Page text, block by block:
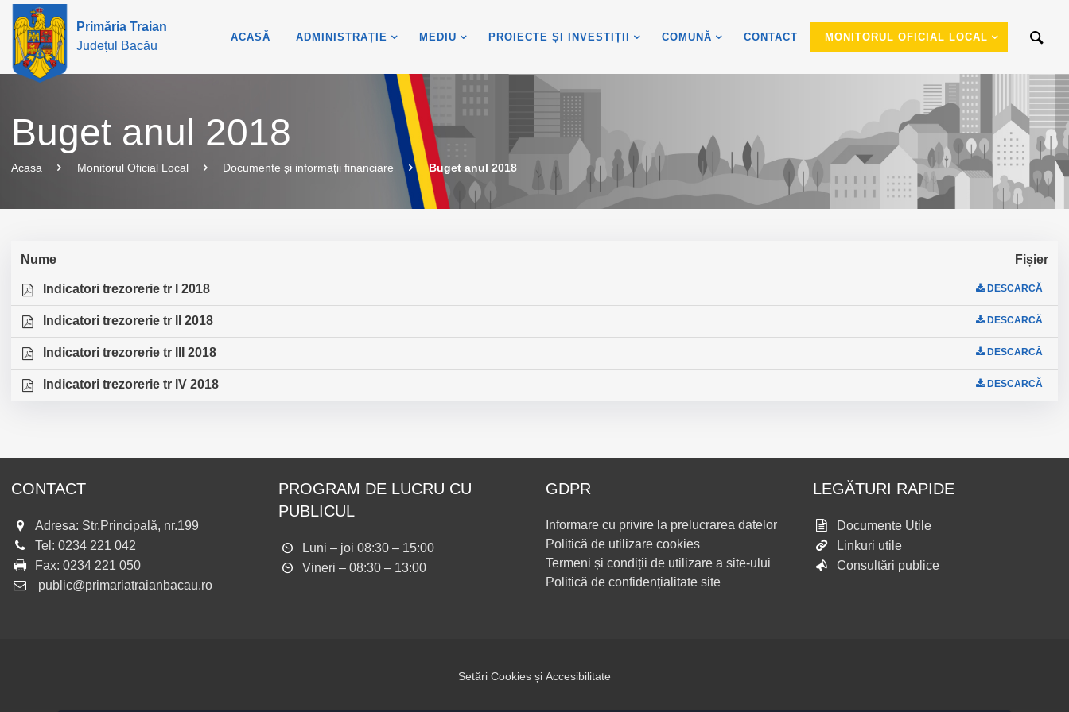
Primăria Traian
Județul Bacău
ACASĂ ADMINISTRAȚIE MEDIU PROIECTE ȘI INVESTIȚII COMUNĂ CONTACT MONITORUL OFICIAL LOCAL
Buget anul 2018
Acasa Monitorul Oficial Local Documente și informații financiare Buget anul 2018
Nume Fișier
Indicatori trezorerie tr I 2018 DESCARCĂ
Indicatori trezorerie tr II 2018 DESCARCĂ
Indicatori trezorerie tr III 2018 DESCARCĂ
Indicatori trezorerie tr IV 2018 DESCARCĂ
CONTACT
Adresa: Str.Principală, nr.199
Tel: 0234 221 042
Fax: 0234 221 050
public@primariatraianbacau.ro
PROGRAM DE LUCRU CU
PUBLICUL
Luni – joi 08:30 – 15:00
Vineri – 08:30 – 13:00
GDPR
Informare cu privire la prelucrarea datelor
Politică de utilizare cookies
Termeni și condiții de utilizare a site-ului
Politică de confidențialitate site
LEGĂTURI RAPIDE
Documente Utile
Linkuri utile
Consultări publice
Setări Cookies și Accesibilitate